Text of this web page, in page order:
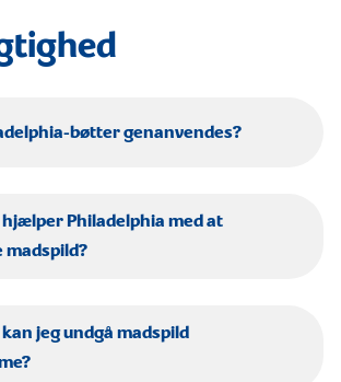
bøtter genanvendes?
Philadelphia med at
madspild?
jeg undgå madspild